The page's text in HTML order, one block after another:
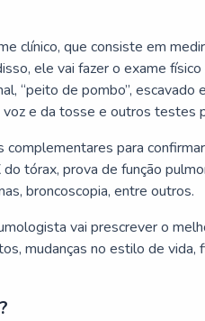
clínico, que consiste em
ele vai fazer o exame
“peito de pombo”, escavado
voz e da tosse e outros testes
para
tórax, prova de função
broncoscopia, entre outros.
vai prescrever o
mudanças no estilo de vida,